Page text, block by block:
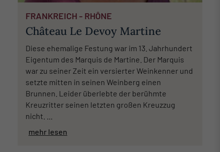
FRANKREICH - RHÔNE
Château Le Devoy Martine
Diese ehemalige Festung war im 13. Jahrhundert
Eigentum des Marquis de Martine. Der Marquis
war zu seiner Zeit ein versierter Weinkenner und
setzte mitten in seinen Weinberg einen
Brunnen. Leider überlebte der berühmte
Kreuzritter seinen letzten großen Kreuzzug
nicht. ...
mehr lesen